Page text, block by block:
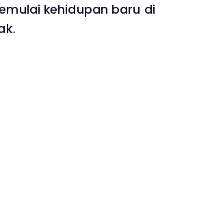
kehidupan baru di